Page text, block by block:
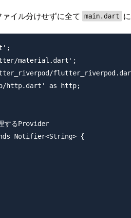
イル分けせずに全て
main.dart
material.dart';
http.dart' as http;
するProvider
Notifier<String> {